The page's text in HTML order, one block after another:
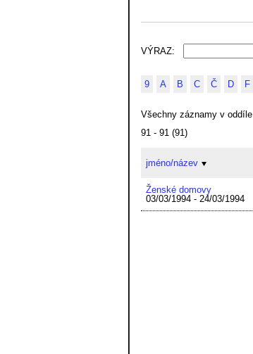
VÝRAZ:
9 A B C Č D F
Všechny záznamy v oddíle
91 - 91 (91)
jméno/název
Ženské domovy
03/03/1994 - 24/03/1994